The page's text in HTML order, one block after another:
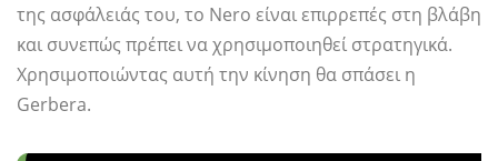
της ασφάλειάς του, το Nero είναι επιρρεπές στη βλάβη
και συνεπώς πρέπει να χρησιμοποιηθεί στρατηγικά.
Χρησιμοποιώντας αυτή την κίνηση θα σπάσει η
Gerbera.